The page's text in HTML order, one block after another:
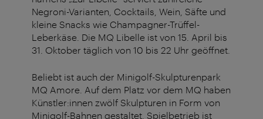
Negroni-Varianten, Cocktails, Wein, Säfte und
kleine Snacks wie Champagner-Trüffel-
Leberkäse. Die MQ Libelle ist von 15. April bis
31. Oktober täglich von 10 bis 22 Uhr geöffnet.
Beliebt ist auch der Minigolf-Skulpturenpark
MQ Amore. Auf dem Platz vor dem MQ haben
Künstler:innen zwölf Skulpturen in Form von
Minigolf-Bahnen gestaltet. Spielbetrieb ist